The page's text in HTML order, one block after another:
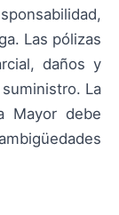
Las pólizas
daños y
La
Mayor debe